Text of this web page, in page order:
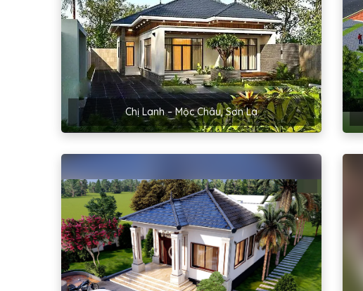
Chị Lanh – Mộc Châu, Sơn La